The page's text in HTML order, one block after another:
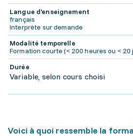
Langue d'enseignement
français
Interprète sur demande
Modalité temporelle
Formation courte (< 200 heures ou <
Durée
Variable, selon cours choisi
Voici à quoi ressemble la